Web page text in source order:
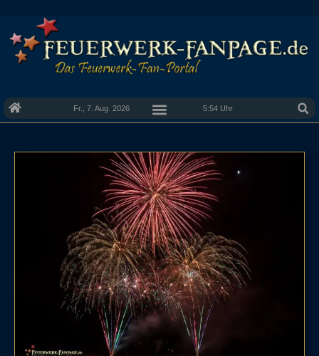
Fr., 7. Aug. 2026 5:54 Uhr